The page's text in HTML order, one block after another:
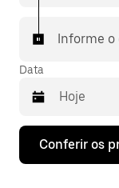
Informe o
Data
Pressione
seta
Conferir os